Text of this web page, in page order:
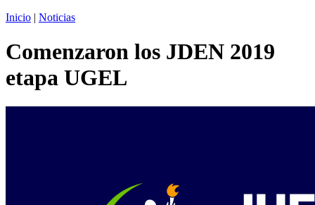
Inicio | Noticias
Comenzaron los JDEN 2019
etapa UGEL